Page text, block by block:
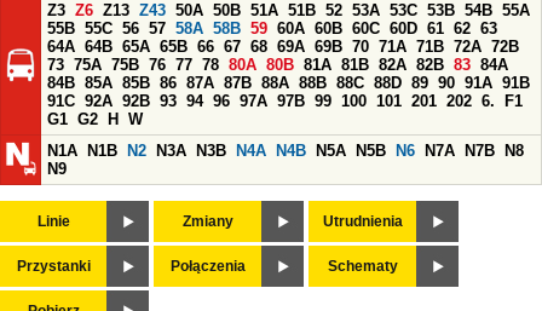
Z3 Z6 Z13 Z43 50A 50B 51A 51B 52 53A 53C 53B 54B 55A
55B 55C 56 57 58A 58B 59 60A 60B 60C 60D 61 62 63
64A 64B 65A 65B 66 67 68 69A 69B 70 71A 71B 72A 72B
73 75A 75B 76 77 78 80A 80B 81A 81B 82A 82B 83 84A
84B 85A 85B 86 87A 87B 88A 88B 88C 88D 89 90 91A 91B
91C 92A 92B 93 94 96 97A 97B 99 100 101 201 202 6.
F1
G1 G2 H
W
N1A
N1B N2 N3A N3B N4A N4B N5A N5B N6 N7A N7B
N8
N9
Linie Zmiany Utrudnienia
Przystanki Połączenia Schematy